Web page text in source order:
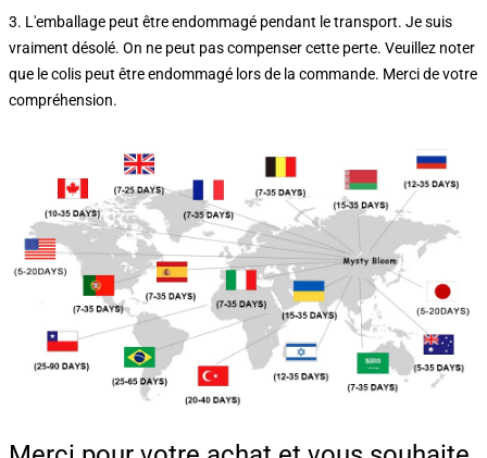
3. L'emballage peut être endommagé pendant le transport. Je suis
vraiment désolé. On ne peut pas compenser cette perte. Veuillez noter
que le colis peut être endommagé lors de la commande. Merci de votre
compréhension.